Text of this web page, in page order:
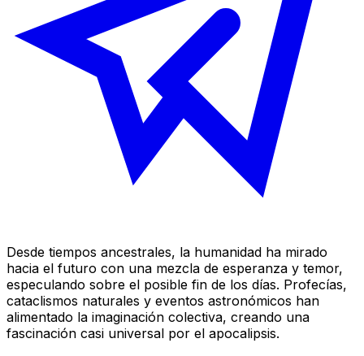
Desde tiempos ancestrales, la humanidad ha mirado
hacia el futuro con una mezcla de esperanza y temor,
especulando sobre el posible fin de los días. Profecías,
cataclismos naturales y eventos astronómicos han
alimentado la imaginación colectiva, creando una
fascinación casi universal por el apocalipsis.